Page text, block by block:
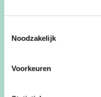
Noodzakelijk
Voorkeuren